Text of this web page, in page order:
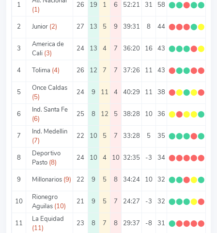
1
(1)
26 19 1 6 52:21 31 58 ⬤⬤⬤⬤⬤
2 Junior (2) 27 13 5 9 39:31 8 44 ⬤⬤⬤⬤⬤
3
America de
Cali (3)
24 13 4 7 36:20 16 43 ⬤⬤⬤⬤⬤
4 Tolima (4) 26 12 7 7 37:26 11 43 ⬤⬤⬤⬤⬤
5
Once Caldas
(5)
24 9 11 4 40:29 11 38 ⬤⬤⬤⬤⬤
6
Ind. Santa Fe
(6)
25 8 12 5 38:28 10 36 ⬤⬤⬤⬤⬤
7
Ind. Medellin
(7)
22 10 5 7 33:28 5 35 ⬤⬤⬤⬤⬤
8
Deportivo
Pasto (8)
24 10 4 10 32:35 -3 34 ⬤⬤⬤⬤⬤
9 Millonarios (9) 22 9 5 8 34:24 10 32 ⬤⬤⬤⬤⬤
10
Rionegro
Aguilas (10)
21 9 5 7 24:27 -3 32 ⬤⬤⬤⬤⬤
11
La Equidad
(11)
23 8 7 8 29:37 -8 31 ⬤⬤⬤⬤⬤